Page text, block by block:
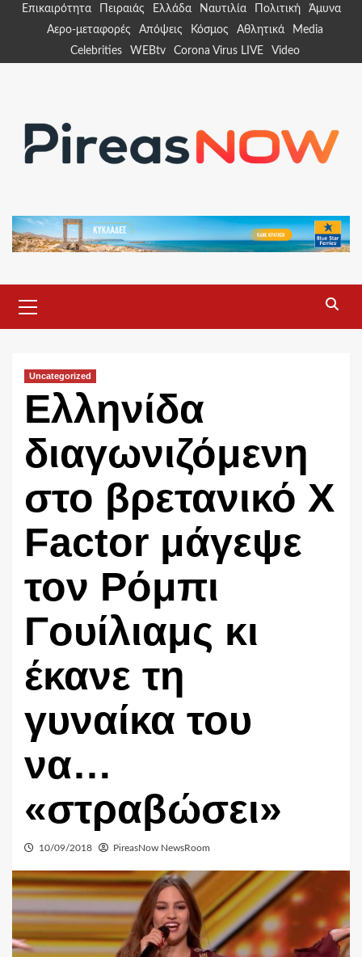
Επικαιρότητα Πειραιάς Ελλάδα Ναυτιλία Πολιτική
Άμυνα
Αερο-μεταφορές
Απόψεις Κόσμος Αθλητικά
Media
Celebrities
WEBtv Corona Virus LIVE Video
Menu
Uncategorized
Eλληνίδα
διαγωνιζόμενη
στο βρετανικό X
Factor μάγεψε
τον Ρόμπι
Γουίλιαμς κι
έκανε τη
γυναίκα του
να…
«στραβώσει»
10/09/2018 PireasNow NewsRoom